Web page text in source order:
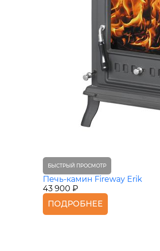
БЫСТРЫЙ ПРОСМОТР
Печь-камин Fireway Erik
43 900 ₽
ПОДРОБНЕЕ